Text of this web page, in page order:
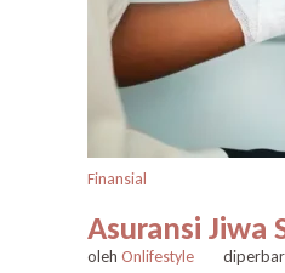
Finansial
Asuransi Jiwa
oleh Onlifestyle